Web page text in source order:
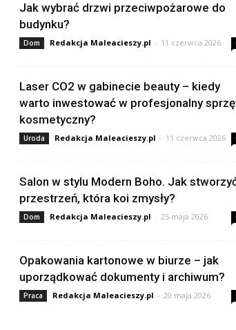
Jak wybrać drzwi przeciwpożarowe do
budynku?
Dom Redakcja Maleacieszy.pl - 11 czerwca 2026
Laser CO2 w gabinecie beauty – kiedy
warto inwestować w profesjonalny
kosmetyczny?
Uroda Redakcja Maleacieszy.pl - 11 czerwca 2026
Salon w stylu Modern Boho. Jak
przestrzeń, która koi zmysły?
Dom Redakcja Maleacieszy.pl - 25 maja 2026
Opakowania kartonowe w biurze – jak
uporządkować dokumenty i archiwum?
Praca Redakcja Maleacieszy.pl - 20 maja 2026